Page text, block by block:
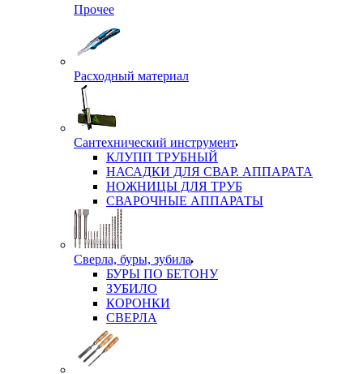
Прочее
Расходный материал
Сантехнический инструмент
КЛУПП ТРУБНЫЙ
НАСАДКИ ДЛЯ СВАР. АППАРАТА
НОЖНИЦЫ ДЛЯ ТРУБ
СВАРОЧНЫЕ АППАРАТЫ
Сверла, буры, зубила
БУРЫ ПО БЕТОНУ
ЗУБИЛО
КОРОНКИ
СВЕРЛА